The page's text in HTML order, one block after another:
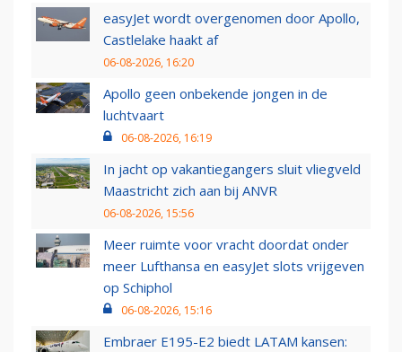
easyJet wordt overgenomen door Apollo,
Castlelake haakt af
06-08-2026, 16:20
Apollo geen onbekende jongen in de
luchtvaart
06-08-2026, 16:19
In jacht op vakantiegangers sluit vliegveld
Maastricht zich aan bij ANVR
06-08-2026, 15:56
Meer ruimte voor vracht doordat onder
meer Lufthansa en easyJet slots vrijgeven
op Schiphol
06-08-2026, 15:16
Embraer E195-E2 biedt LATAM kansen: